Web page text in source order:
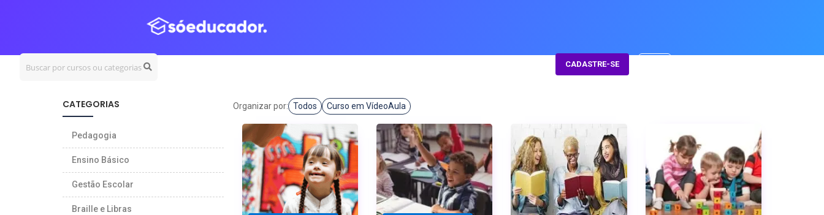
CADASTRE-SE
Organizar por: Todos Curso em VídeoAula
CATEGORIAS
Pedagogia
Ensino Básico
Gestão Escolar
Braille e Libras